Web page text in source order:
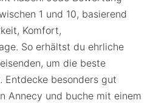
1 und 10, basierend
Komfort,
So erhältst du ehrliche
um die beste
Entdecke besonders gut
Annecy und buche mit einem